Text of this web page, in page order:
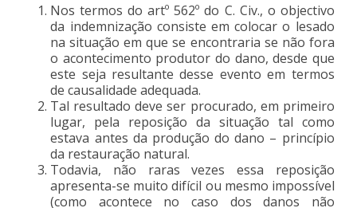
Nos termos do artº 562º do C. Civ., o objectivo
da indemnização consiste em colocar o lesado
na situação em que se encontraria se não fora
o acontecimento produtor do dano, desde que
este seja resultante desse evento em termos
de causalidade adequada.
Tal resultado deve ser procurado, em primeiro
lugar, pela reposição da situação tal como
estava antes da produção do dano – princípio
da restauração natural.
Todavia, não raras vezes essa reposição
apresenta-se muito difícil ou mesmo impossível
(como acontece no caso dos danos não